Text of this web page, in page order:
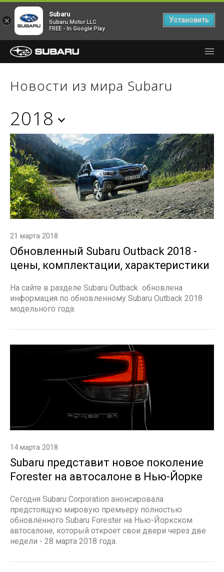
Новости из мира Subaru
2018
21 марта 2018
Обновленный Subaru Outback 2018 -
цены, комплектации, характеристики
На сайте в разделе Subaru Outback обновлена
информация по обновленному Subaru Outback 2018
модельного года.
14 марта 2018
Subaru представит новое поколение
Forester на автосалоне в Нью-Йорке
Сегодня Subaru Corporation анонсировала
предстоящую мировую премьеру полностью
обновлённого Subaru Forester на Нью-Йоркском
автосалоне, который откроет свои двери через две
недели - 28 марта 2018 года.
×
Subaru
Subaru Motor LLC
FREE - In Google Play
Установить